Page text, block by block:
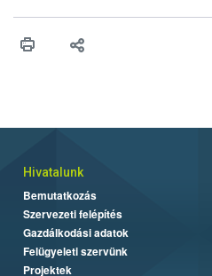
érésű szőlőkben is legyen
felhasználók számára is elérhető
Hivatalunk
Bemutatkozás
Szervezeti felépítés
Gazdálkodási adatok
Felügyeleti szervünk
Projektek